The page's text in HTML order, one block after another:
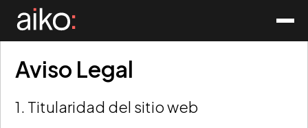
Aviso Legal
1. Titularidad del sitio web